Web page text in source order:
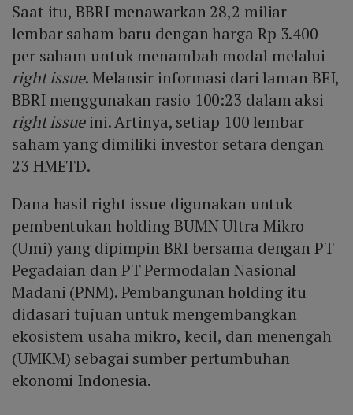
Saat itu, BBRI menawarkan 28,2 miliar
lembar saham baru dengan harga Rp 3.400
per saham untuk menambah modal melalui
right issue. Melansir informasi dari laman BEI,
BBRI menggunakan rasio 100:23 dalam aksi
right issueini. Artinya, setiap 100 lembar
saham yang dimiliki investor setara dengan
23 HMETD.
Dana hasil right issue digunakan untuk
pembentukan holding BUMN Ultra Mikro
(Umi) yang dipimpin BRI bersama dengan PT
Pegadaian dan PT Permodalan Nasional
Madani (PNM). Pembangunan holding itu
didasari tujuan untuk mengembangkan
ekosistem usaha mikro, kecil, dan menengah
(UMKM) sebagai sumber pertumbuhan
ekonomi Indonesia.